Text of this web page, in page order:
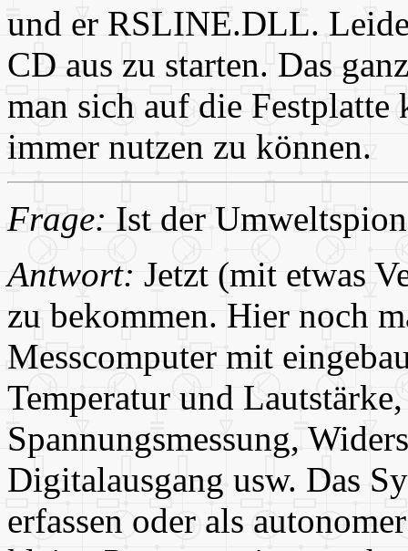
und er RSLINE.DLL.
CD aus zu starten. Das
man sich auf die
immer nutzen zu können.
Frage: Ist der
Antwort: Jetzt (mit etwas
zu bekommen. Hier noch
Messcomputer mit
Temperatur und
Spannungsmessung,
Digitalausgang usw. Das
erfassen oder als